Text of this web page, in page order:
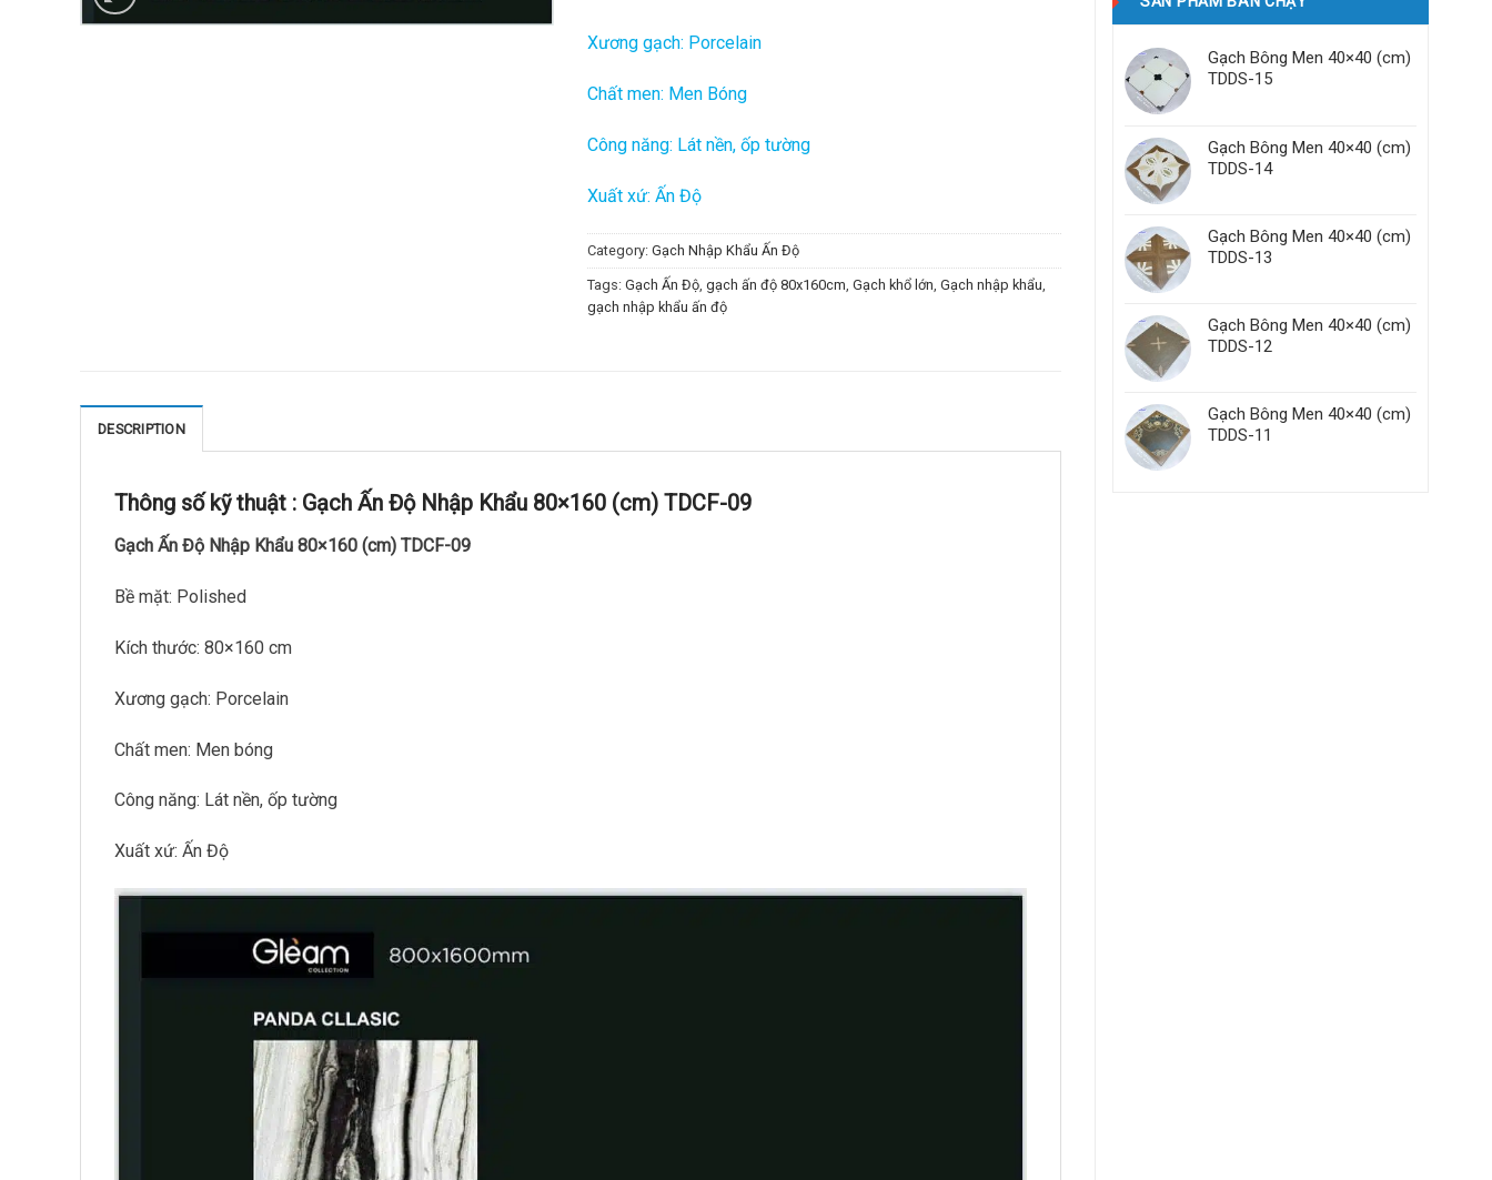
Gạch Bông Men 40×40 (cm)
TDDS-15
Gạch Bông Men 40×40 (cm)
TDDS-14
Gạch Bông Men 40×40 (cm)
TDDS-13
Gạch Bông Men 40×40 (cm)
TDDS-12
Gạch Bông Men 40×40 (cm)
TDDS-11
Xương gạch: Porcelain
Chất men: Men Bóng
Công năng: Lát nền, ốp tường
Xuất xứ: Ấn Độ
Category: Gạch Nhập Khẩu Ấn Độ
Tags: Gạch Ấn Độ gạch ấn độ 80x160cm Gạch khổ lớn Gạch nhập khẩu
gạch nhập khẩu ấn độ
DESCRIPTION
Thông số kỹ thuật : Gạch Ấn Độ Nhập Khẩu 80×160 (cm) TDCF-09
Gạch Ấn Độ Nhập Khẩu 80×160 (cm) TDCF-09
Bề mặt: Polished
Kích thước: 80×160 cm
Xương gạch: Porcelain
Chất men: Men bóng
Công năng: Lát nền, ốp tường
Xuất xứ: Ấn Độ